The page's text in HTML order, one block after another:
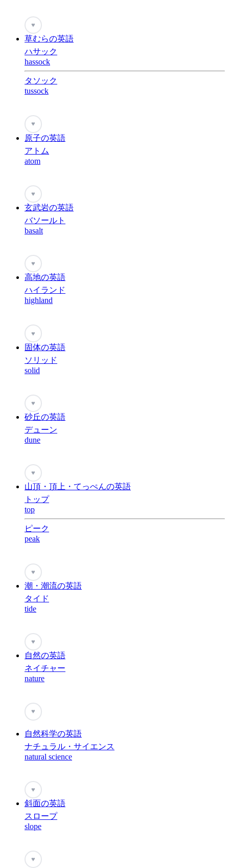
♥
草むらの英語
ハサック
hassock
タソック
tussock
♥
原子の英語
アトム
atom
♥
玄武岩の英語
バソールト
basalt
♥
高地の英語
ハイランド
highland
♥
固体の英語
ソリッド
solid
♥
砂丘の英語
デューン
dune
♥
山頂・頂上・てっぺんの英語
トップ
top
ピーク
peak
♥
潮・潮流の英語
タイド
tide
♥
自然の英語
ネイチャー
nature
♥
自然科学の英語
ナチュラル・サイエンス
natural science
♥
斜面の英語
スロープ
slope
♥